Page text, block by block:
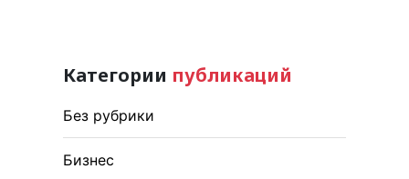
Категории публикаций
Без рубрики
Бизнес